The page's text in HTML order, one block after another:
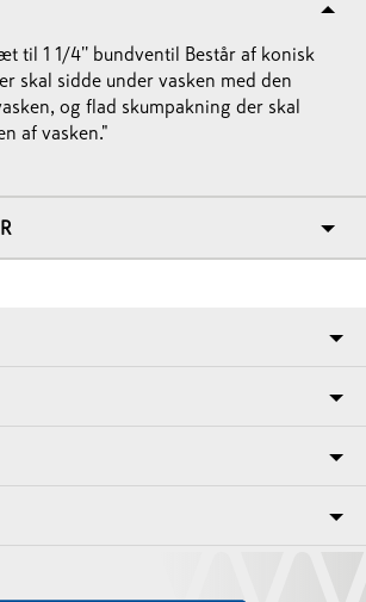
til 1 1/4'' bundventil Består af konisk
skal sidde under vasken med den
og flad skumpakning der skal
af vasken."